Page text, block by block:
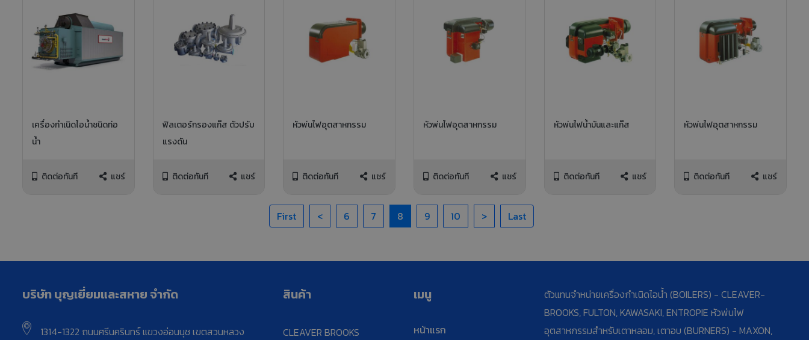
เครื่องกำเนิดไอน้ำชนิดท่อ
น้ำ
ติดต่อทันที แชร์
ฟิลเตอร์กรองแก๊ส ตัวปรับ
แรงดัน
ติดต่อทันที แชร์
หัวพ่นไฟอุตสาหกรรม
ติดต่อทันที แชร์
หัวพ่นไฟอุตสาหกรรม
ติดต่อทันที แชร์
หัวพ่นไฟน้ำมันและแก๊ส
ติดต่อทันที แชร์
หัวพ่นไฟอุตสาหกรรม
ติดต่อทันที แชร์
First < 6 7 8 9 10 > Last
บริษัท บุญเยี่ยมและสหาย จำกัด
1314-1322 ถนนศรีนครินทร์ แขวงอ่อนนุช เขตสวนหลวง
สินค้า
CLEAVER BROOKS
เมนู
หน้าแรก
ตัวแทนจำหน่ายเครื่องกำเนิดไอน้ำ (BOILERS) - CLEAVER-
BROOKS, FULTON, KAWASAKI, ENTROPIE หัวพ่นไฟ
อุตสาหกรรมสำหรับเตาหลอม, เตาอบ (BURNERS) - MAXON,